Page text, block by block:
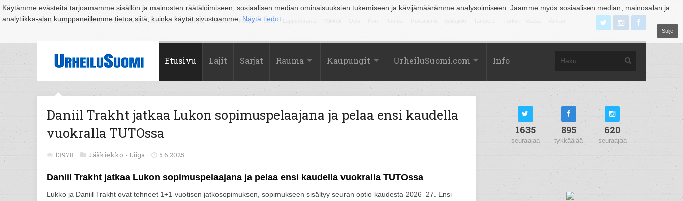
Käytämme evästeitä tarjoamamme sisällön ja mainosten räätälöimiseen, sosiaalisen median ominaisuuksien tukemiseen ja kävijämäärämme analysoimiseen. Jaamme myös sosiaalisen median, mainosalan ja
analytiikka-alan kumppaneillemme tietoa siitä, kuinka käytät sivustoamme. Näytä tiedot
Sulje
Suomi Espoo Helsinki Hämeenlinna Joensuu Jyväskylä Kouvola Kuopio Lahti
Etusivu Lajit Sarjat Rauma Kaupungit UrheiluSuomi.com Info
Daniil Trakht jatkaa Lukon sopimuspelaajana ja pelaa ensi kaudella
vuokralla TUTOssa
13978 Jääkiekko - Liiga 5.6.2025
Daniil Trakht jatkaa Lukon sopimuspelaajana ja pelaa ensi kaudella vuokralla TUTOssa
Lukko ja Daniil Trakht ovat tehneet 1+1-vuotisen jatkosopimuksen, sopimukseen sisältyy seuran optio kaudesta 2026–27. Ensi
1635
seuraajaa
895
tykkääjää
620
seuraajaa